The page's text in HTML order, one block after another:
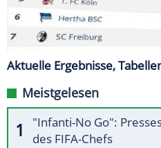
Aktuelle Ergebnisse,
Meistgelesen
"Infanti-No Go":
des FIFA-Chefs